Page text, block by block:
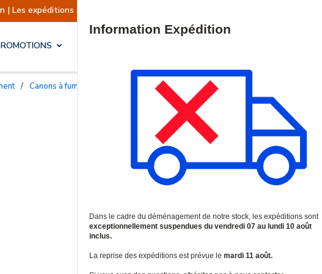
actuellement suspendues Reprise prévue le mardi 11
/ Canons à fumée